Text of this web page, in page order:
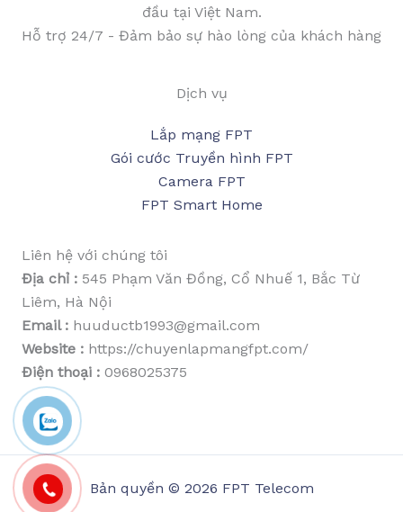
đầu tại Việt Nam.
Hỗ trợ 24/7 - Đảm bảo sự hào lòng của khách hàng
Dịch vụ
Lắp mạng FPT
Gói cước Truyền hình FPT
Camera FPT
FPT Smart Home
Liên hệ với chúng tôi
Địa chỉ : 545 Phạm Văn Đồng, Cổ Nhuế 1, Bắc Từ
Liêm, Hà Nội
Email : huuductb1993@gmail.com
Website : https://chuyenlapmangfpt.com/
Điện thoại : 0968025375
Bản quyền © 2026 FPT Telecom